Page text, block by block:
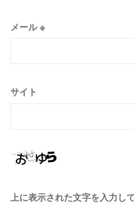
メール※
サイト
上に表示された文字を入力し